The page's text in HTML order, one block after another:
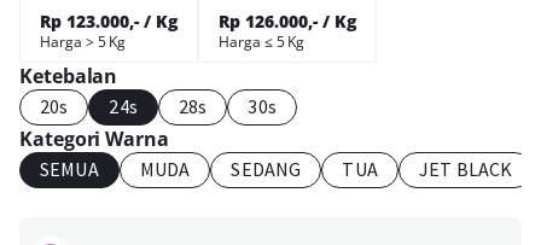
Rp 123.000,- / Kg
Harga > 5 Kg
Rp 126.000,- / Kg
Harga ≤ 5 Kg
Ketebalan
20s 24s 28s 30s
Kategori Warna
SEMUA MUDA SEDANG TUA JET BLACK